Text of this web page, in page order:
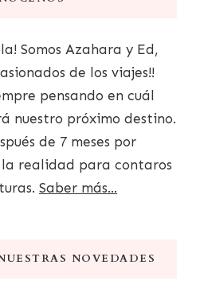
Somos Azahara y Ed,
de los viajes!!
pensando en cuál
nuestro próximo destino.
de 7 meses por
la realidad para contaros
Saber más...
NOVEDADES